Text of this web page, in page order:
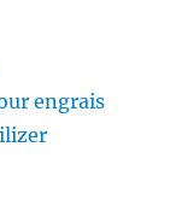
engrais